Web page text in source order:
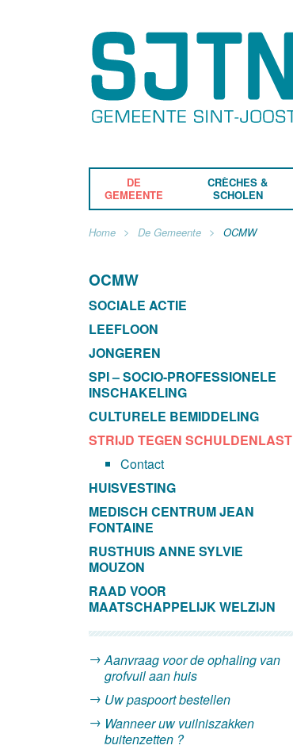
DE
GEMEENTE
CRÈCHES &
SCHOLEN
Home De Gemeente OCMW
OCMW
SOCIALE ACTIE
LEEFLOON
JONGEREN
SPI – SOCIO-PROFESSIONELE
INSCHAKELING
CULTURELE BEMIDDELING
STRIJD TEGEN SCHULDENLAST
Contact
HUISVESTING
MEDISCH CENTRUM JEAN
FONTAINE
RUSTHUIS ANNE SYLVIE
MOUZON
RAAD VOOR
MAATSCHAPPELIJK WELZIJN
Aanvraag voor de ophaling van
grofvuil aan huis
Uw paspoort bestellen
Wanneer uw vuilniszakken
buitenzetten ?